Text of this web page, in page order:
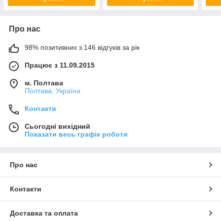
Про нас
98% позитивних з 146 відгуків за рік
Працює з 11.09.2015
м. Полтава
Полтава, Україна
Контакти
Сьогодні вихідний
Показати весь графік роботи
Про нас
Контакти
Доставка та оплата